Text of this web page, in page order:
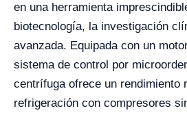
en una herramienta
biotecnología, la investigación
avanzada. Equipada con un
sistema de control por
centrífuga ofrece un rendimiento
refrigeración con compresores